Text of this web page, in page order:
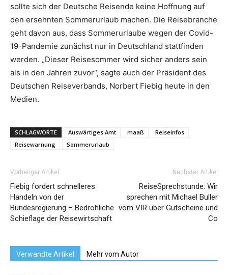
sollte sich der Deutsche Reisende keine Hoffnung auf
den ersehnten Sommerurlaub machen. Die Reisebranche
geht davon aus, dass Sommerurlaube wegen der Covid-
19-Pandemie zunächst nur in Deutschland stattfinden
werden. „Dieser Reisesommer wird sicher anders sein
als in den Jahren zuvor“, sagte auch der Präsident des
Deutschen Reiseverbands, Norbert Fiebig heute in den
Medien.
SCHLAGWORTE Auswärtiges Amt maaß
Reiseinfos
Reisewarnung
Sommerurlaub
Vorheriger Artikel
Fiebig fordert schnelleres
Handeln von der
Bundesregierung – Bedrohliche
Schieflage der Reisewirtschaft
Nächster Artikel
ReiseSprechstunde: Wir
sprechen mit Michael Buller
vom VIR über Gutscheine und
Co
Verwandte Artikel Mehr vom Autor